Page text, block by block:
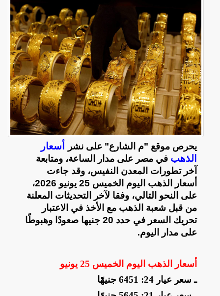
يحرص موقع "م الشارع" على نشر
أسعار
الذهب في مصر على مدار الساعة، ومتابعة
آخر تطورات المعدن النفيس، وقد جاءت
أسعار الذهب اليوم الخميس 25 يونيو 2026،
على النحو التالي، وفقا لآخر التحديثات المعلنة
من قبل شعبة الذهب مع الأخذ في الاعتبار
تحريك السعر في حدد 20 جنيها صعودًا وهبوطًا
على مدار اليوم.
أسعار الذهب اليوم الخميس 25 يونيو
ـ سعر عيار 24: 6451 جنيهًا